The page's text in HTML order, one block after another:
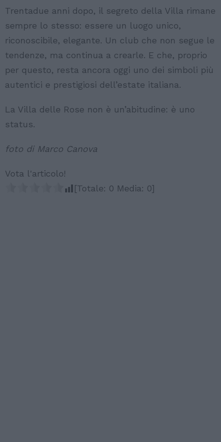
Trentadue anni dopo, il segreto della Villa rimane
sempre lo stesso: essere un luogo unico,
riconoscibile, elegante. Un club che non segue le
tendenze, ma continua a crearle. E che, proprio
per questo, resta ancora oggi uno dei simboli più
autentici e prestigiosi dell’estate italiana.
La Villa delle Rose non è un’abitudine: è uno
status.
foto di Marco Canova
Vota l'articolo!
[Totale: 0 Media: 0]